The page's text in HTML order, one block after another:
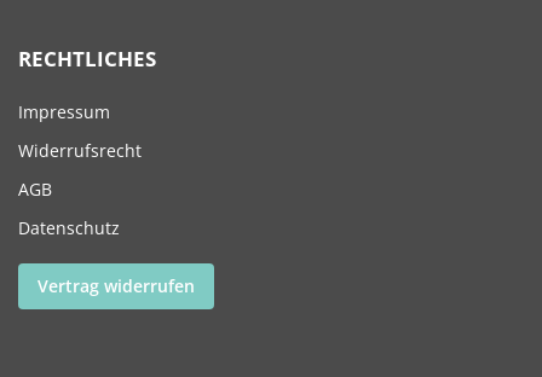
RECHTLICHES
Impressum
Widerrufsrecht
AGB
Datenschutz
Vertrag widerrufen